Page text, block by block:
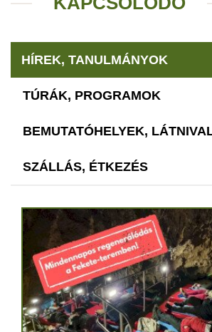
HÍREK, TANULMÁNYOK
TÚRÁK, PROGRAMOK
BEMUTATÓHELYEK,
SZÁLLÁS, ÉTKEZÉS